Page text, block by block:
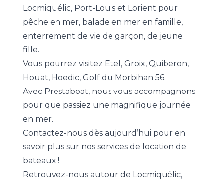
Locmiquélic, Port-Louis et Lorient pour
pêche en mer, balade en mer en famille,
enterrement de vie de garçon, de jeune
fille.
Vous pourrez visitez Etel, Groix, Quiberon,
Houat, Hoedic, Golf du Morbihan 56.
Avec Prestaboat, nous vous accompagnons
pour que passiez une magnifique journée
en mer.
Contactez-nous dès aujourd’hui pour en
savoir plus sur nos services de location de
bateaux !
Retrouvez-nous autour de Locmiquélic,